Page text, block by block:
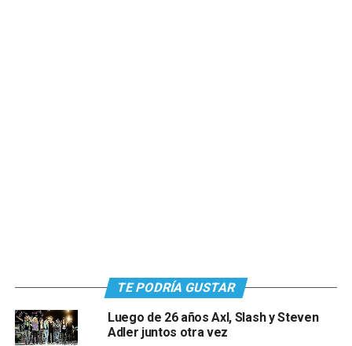
TE PODRÍA GUSTAR
Luego de 26 años Axl, Slash y Steven
Adler juntos otra vez